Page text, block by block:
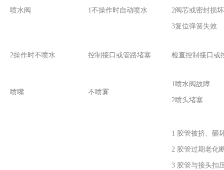
喷水阀 1不操作时自动喷水 2阀芯或密封损坏
3复位弹簧失效
2操作时不喷水 控制接口或管路堵塞 检查控制接口或
喷嘴 不喷雾
1喷水阀故障
2喷头堵塞
1 胶管被挤、砸
2 胶管过期老化
3 胶管与接头扣